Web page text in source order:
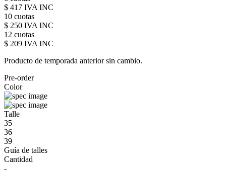
$ 417 IVA INC
10 cuotas
$ 250 IVA INC
12 cuotas
$ 209 IVA INC
Producto de temporada anterior sin cambio.
Pre-order
Color
Talle
35
36
39
Guía de talles
Cantidad
-